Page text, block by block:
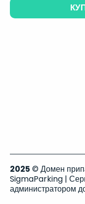
2025 © Домен
SigmaParking |
администратором